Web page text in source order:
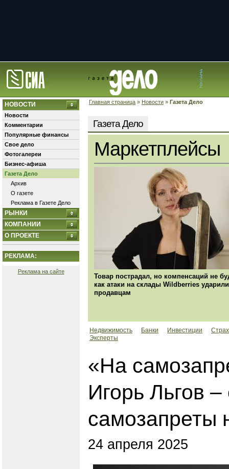
Главная страница » Новости » Газета Дело
НОВОСТИ
Новости
Комментарии
Популярные финансы
Свое дело
Фотогалереи
Бизнес-афиша
Газета Дело
Архив
О газете
Реклама в Газете Дело
РЫНКИ
КОМПАНИИ
О ПРОЕКТЕ
РЕКЛАМА:
Реклама на сайте
Газета Дело
Маркетплейсы
Товар пострадал, но компенсаций не
как атаки на склады Wildberries
продавцам
Недвижимость Банки Инвестиции
Эксперты
«На
Игорь Льгов
самозапреты
24 апреля 2025